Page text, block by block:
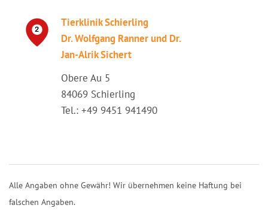
Tierklinik Schierling
Dr. Wolfgang Ranner und Dr.
Jan-Alrik Sichert
Obere Au 5
84069 Schierling
Tel.: +49 9451 941490
Alle Angaben ohne Gewähr! Wir übernehmen keine Haftung bei
falschen Angaben.